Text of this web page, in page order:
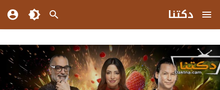
دكتنا